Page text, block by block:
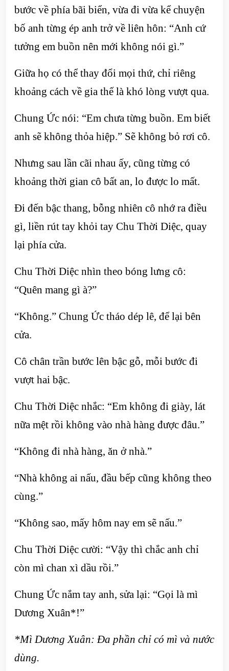
bước về phía bãi biển, vừa đi vừa kể chuyện
bố anh từng ép anh trở về liên hôn: “Anh cứ
tưởng em buồn nên mới không nói gì.”
Giữa họ có thể thay đổi mọi thứ, chỉ riêng
khoảng cách về gia thế là khó lòng vượt qua.
Chung Ức nói: “Em chưa từng buồn. Em biết
anh sẽ không thỏa hiệp.” Sẽ không bỏ rơi cô.
Nhưng sau lần cãi nhau ấy, cũng từng có
khoảng thời gian cô bất an, lo được lo mất.
Đi đến bậc thang, bỗng nhiên cô nhớ ra điều
gì, liền rút tay khỏi tay Chu Thời Diệc, quay
lại phía cửa.
Chu Thời Diệc nhìn theo bóng lưng cô:
“Quên mang gì à?”
“Không.” Chung Ức tháo dép lê, để lại bên
cửa.
Cô chân trần bước lên bậc gỗ, mỗi bước đi
vượt hai bậc.
Chu Thời Diệc nhắc: “Em không đi giày, lát
nữa mệt rồi không vào nhà hàng được đâu.”
“Không đi nhà hàng, ăn ở nhà.”
“Nhà không ai nấu, đầu bếp cũng không theo
cùng.”
“Không sao, mấy hôm nay em sẽ nấu.”
Chu Thời Diệc cười: “Vậy thì chắc anh chỉ
còn mì chan xì dầu rồi.”
Chung Ức nắm tay anh, sửa lại: “Gọi là mì
Dương Xuân*!”
*Mì Dương Xuân: Đa phần chỉ có mì và nước
dùng.